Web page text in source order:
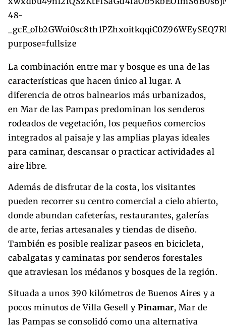
La combinación entre mar y bosque es una de las
características que hacen único al lugar. A
diferencia de otros balnearios más urbanizados,
en Mar de las Pampas predominan los senderos
rodeados de vegetación, los pequeños comercios
integrados al paisaje y las amplias playas ideales
para caminar, descansar o practicar actividades al
aire libre.
Además de disfrutar de la costa, los visitantes
pueden recorrer su centro comercial a cielo abierto,
donde abundan cafeterías, restaurantes, galerías
de arte, ferias artesanales y tiendas de diseño.
También es posible realizar paseos en bicicleta,
cabalgatas y caminatas por senderos forestales
que atraviesan los médanos y bosques de la región.
Situada a unos 390 kilómetros de Buenos Aires y a
pocos minutos de Villa Gesell y Pinamar, Mar de
las Pampas se consolidó como una alternativa